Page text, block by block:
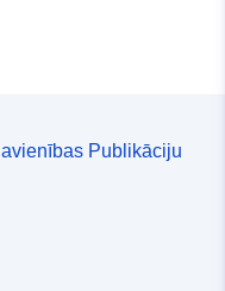
Publikāciju